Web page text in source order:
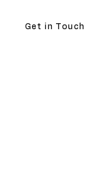
Get in Touch